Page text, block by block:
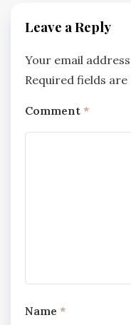
Leave a Reply
Your email
Required fields
Comment *
Name *